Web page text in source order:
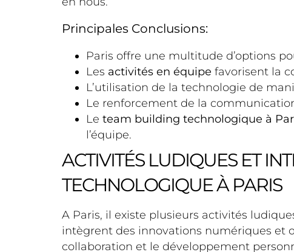
Principales Conclusions:
Paris offre une multitude d’options
Les activités en équipe favorisent la
L’utilisation de la technologie de
Le renforcement de la
Le team building technologique à
l’équipe.
ACTIVITÉS LUDIQUES ET
TECHNOLOGIQUE À PARIS
A Paris, il existe plusieurs activités
intègrent des innovations numériques et
collaboration et le développement